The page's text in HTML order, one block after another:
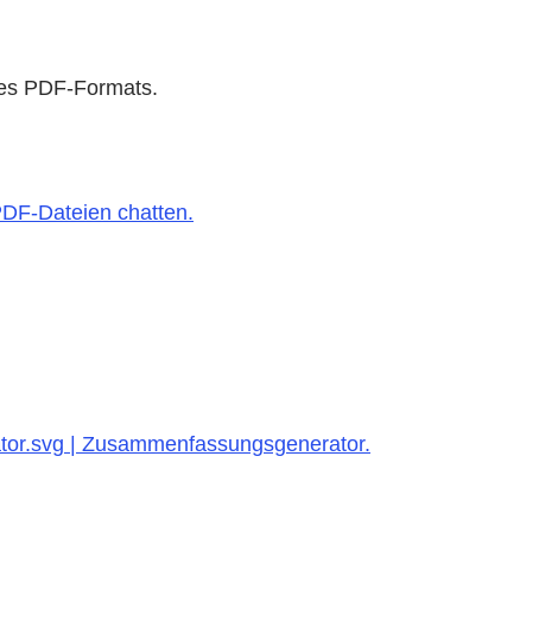
PDF-Formats.
Dateien chatten.
| Zusammenfassungsgenerator.